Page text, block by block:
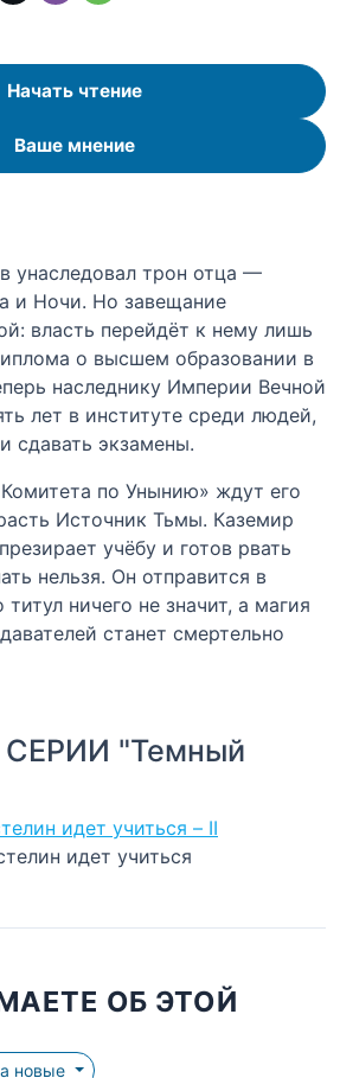
Начать чтение
Ваше мнение
унаследовал трон отца —
и Ночи. Но завещание
власть перейдёт к нему лишь
о высшем образовании в
наследнику Империи Вечной
лет в институте среди людей,
сдавать экзамены.
по Унынию» ждут его
Источник Тьмы. Каземир
учёбу и готов рвать
нельзя. Он отправится в
ничего не значит, а магия
станет смертельно
"Темный
идет учиться – II
идет учиться
ОБ ЭТОЙ
новые